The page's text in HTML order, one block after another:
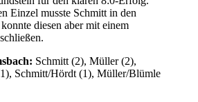
Einzel musste Schmitt in den
diesen aber mit einem
Schmitt (2), Müller (2),
Schmitt/Hördt (1), Müller/Blümle